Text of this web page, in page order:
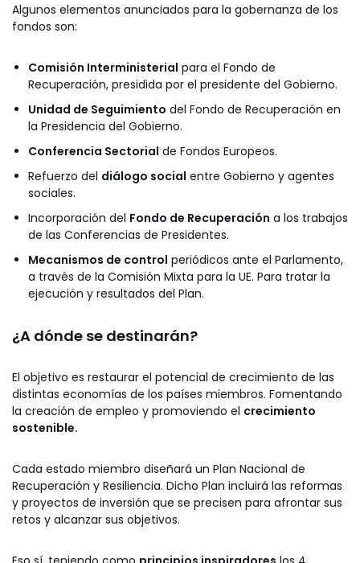
Algunos elementos anunciados para la gobernanza de los
fondos son:
Comisión Interministerial para el Fondo de
Recuperación, presidida por el presidente del Gobierno.
Unidad de Seguimiento del Fondo de Recuperación en
la Presidencia del Gobierno.
Conferencia Sectorial de Fondos Europeos.
Refuerzo del diálogo social entre Gobierno y agentes
sociales.
Incorporación del Fondo de Recuperación a los trabajos
de las Conferencias de Presidentes.
Mecanismos de control periódicos ante el Parlamento,
a través de la Comisión Mixta para la UE. Para tratar la
ejecución y resultados del Plan.
¿A dónde se destinarán?
El objetivo es restaurar el potencial de crecimiento de las
distintas economías de los países miembros. Fomentando
la creación de empleo y promoviendo el crecimiento
sostenible.
Cada estado miembro diseñará un Plan Nacional de
Recuperación y Resiliencia. Dicho Plan incluirá las reformas
y proyectos de inversión que se precisen para afrontar sus
retos y alcanzar sus objetivos.